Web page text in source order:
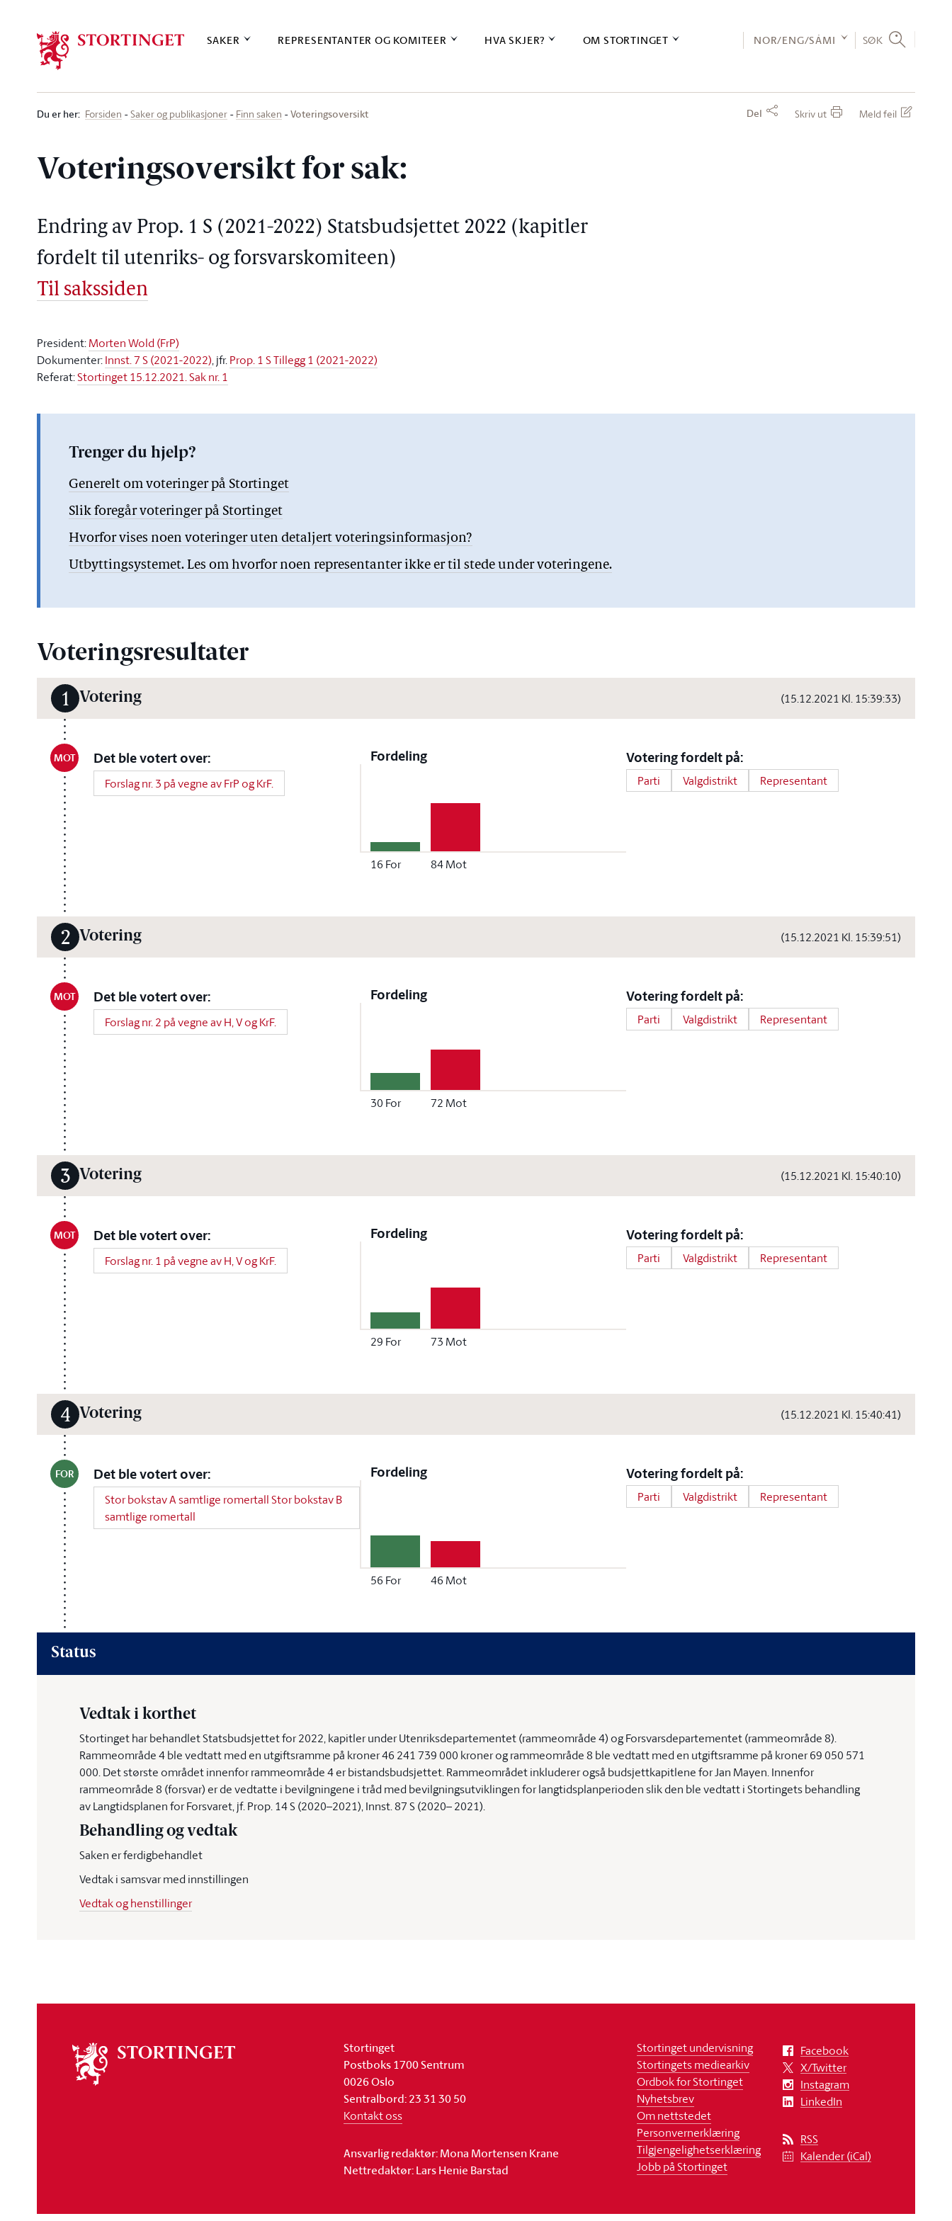
SAKER REPRESENTANTER OG KOMITEER HVA SKJER? OM STORTINGET NOR/ENG/SÁMI SØK
Du er her: Forsiden Saker og publikasjoner Finn saken Voteringsoversikt Del Skriv ut Meld feil
Voteringsoversikt for sak:
Endring av Prop. 1 S (2021-2022) Statsbudsjettet 2022 (kapitler
fordelt til utenriks- og forsvarskomiteen)
Til sakssiden
President:Morten Wold (FrP)
Dokumenter:Innst. 7 S (2021-2022), jfr.Prop. 1 S Tillegg 1 (2021-2022)
Referat:Stortinget 15.12.2021. Sak nr. 1
Trenger du hjelp?
Generelt om voteringer på Stortinget
Slik foregår voteringer på Stortinget
Hvorfor vises noen voteringer uten detaljert voteringsinformasjon?
Utbyttingsystemet. Les om hvorfor noen representanter ikke er til stede under voteringene.
Voteringsresultater
1 Votering (15.12.2021 Kl. 15:39:33)
MOT Det ble votert over:
Forslag nr. 3 på vegne av FrP og KrF.
Fordeling
16 For 84Mot
Votering fordelt på:
Parti Valgdistrikt Representant
2 Votering (15.12.2021 Kl. 15:39:51)
MOT Det ble votert over:
Forslag nr. 2 på vegne av H, V og KrF.
Fordeling
30 For 72 Mot
Votering fordelt på:
Parti Valgdistrikt Representant
3 Votering (15.12.2021 Kl. 15:40:10)
MOT Det ble votert over:
Forslag nr. 1 på vegne av H, V og KrF.
Fordeling
29 For 73 Mot
Votering fordelt på:
Parti Valgdistrikt Representant
4 Votering (15.12.2021 Kl. 15:40:41)
FOR Det ble votert over:
Stor bokstav A samtlige romertall Stor bokstav B
samtlige romertall
Fordeling
56 For 46 Mot
Votering fordelt på:
Parti Valgdistrikt Representant
Status
Vedtak i korthet
Stortinget har behandlet Statsbudsjettet for 2022, kapitler under Utenriksdepartementet (rammeområde 4) og Forsvarsdepartementet (rammeområde 8).
Rammeområde 4 ble vedtatt med en utgiftsramme på kroner 46 241 739 000 kroner og rammeområde 8 ble vedtatt med en utgiftsramme på kroner 69 050 571
000. Det største området innenfor rammeområde 4 er bistandsbudsjettet. Rammeområdet inkluderer også budsjettkapitlene for Jan Mayen. Innenfor
rammeområde 8 (forsvar) er de vedtatte i bevilgningene i tråd med bevilgningsutviklingen for langtidsplanperioden slik den ble vedtatt i Stortingets behandling
av Langtidsplanen for Forsvaret, jf. Prop. 14 S (2020–2021), Innst. 87 S (2020– 2021).
Behandling og vedtak
Saken er ferdigbehandlet
Vedtak i samsvar med innstillingen
Vedtak og henstillinger
stortinget
Stortinget
Postboks 1700 Sentrum
0026 Oslo
Sentralbord: 23 31 30 50
Kontakt oss
Ansvarlig redaktør: Mona Mortensen Krane
Nettredaktør: Lars Henie Barstad
Stortinget undervisning
Stortingets mediearkiv
Ordbok for Stortinget
Nyhetsbrev
Om nettstedet
Personvernerklæring
Tilgjengelighetserklæring
Jobb på Stortinget
Facebook
X/Twitter
Instagram
LinkedIn
RSS
Kalender (iCal)